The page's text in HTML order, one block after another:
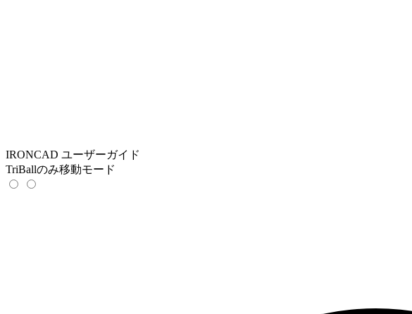
IRONCAD ユーザーガイド
TriBallのみ移動モード